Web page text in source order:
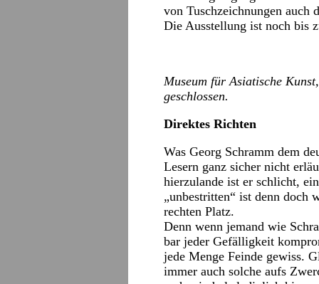
von Tuschzeichnungen auch
Die Ausstellung ist noch bis
Museum für Asiatische
geschlossen.
Direktes Richten
Was Georg Schramm dem
Lesern ganz sicher nicht
hierzulande ist er schlicht,
„unbestritten“ ist denn doch
rechten Platz.
Denn wenn jemand wie
bar jeder Gefälligkeit
jede Menge Feinde gewiss.
immer auch solche aufs